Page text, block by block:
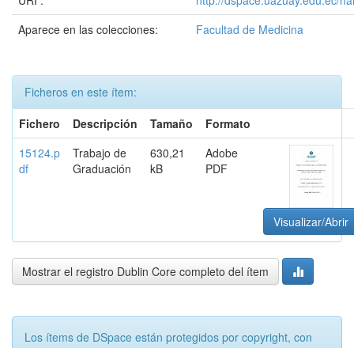
Aparece en las colecciones:
Facultad de Medicina
Ficheros en este ítem:
Fichero
Descripción Tamaño
Formato
15124.p
df
Trabajo de
Graduación
630,21
kB
Adobe
PDF
Visualizar/Abrir
Mostrar el registro Dublin Core completo del ítem
Los ítems de DSpace están protegidos por copyright, con